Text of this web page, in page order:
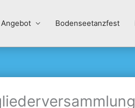
Angebot Bodenseetanzfest